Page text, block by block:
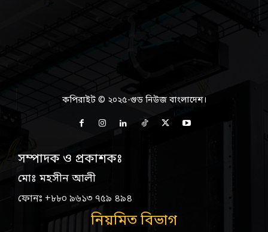
কপিরাইট © ২০২৫-গুড নিউজ বাংলাদেশ।
সম্পাদক ও প্রকাশকঃ
মোঃ মহসীন আলী
ফোনঃ +৮৮০ ৯৬১৩ ৭৫৯ ৪৯৪
নিয়মিত বিভাগ